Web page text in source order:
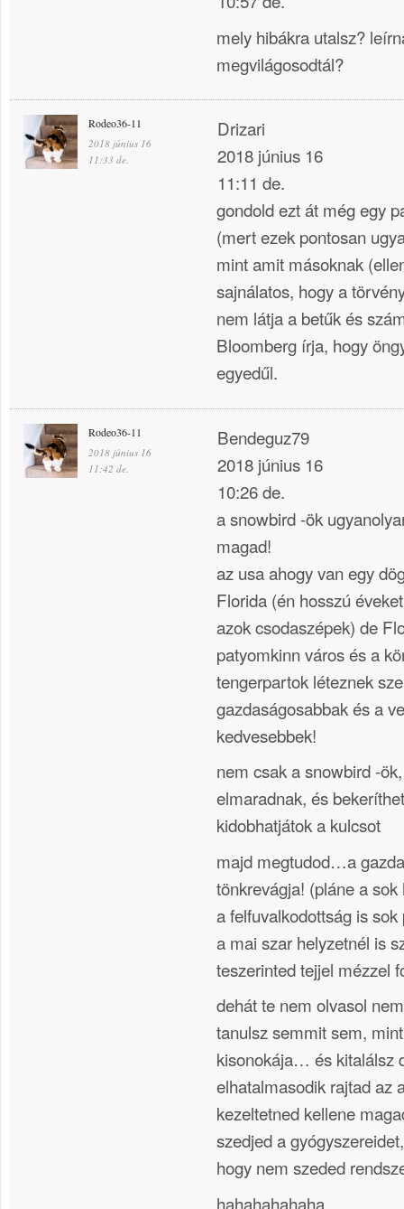
mely hibákra utalsz?
megvilágosodtál?
Rodeo36-11
2018 június 16
11:33 de.
Drizari
2018 június 16
11:11 de.
gondold ezt át még egy
(mert ezek pontosan
mint amit másoknak
sajnálatos, hogy a
nem látja a betűk és
Bloomberg írja, hogy
egyedűl.
Rodeo36-11
2018 június 16
11:42 de.
Bendeguz79
2018 június 16
10:26 de.
a snowbird -ök
magad!
az usa ahogy van egy
Florida (én hosszú
azok csodaszépek) de
patyomkinn város és a
tengerpartok léteznek
gazdaságosabbak és a
kedvesebbek!
nem csak a snowbird -
elmaradnak, és
kidobhatjátok a kulcsot
majd megtudod…a
tönkrevágja! (pláne a
a felfuvalkodottság is
a mai szar helyzetnél is
teszerinted tejjel mézzel
dehát te nem olvasol
tanulsz semmit sem,
kisonokája… és kitalálsz
elhatalmasodik rajtad az
kezeltetned kellene
szedjed a
hogy nem szeded
hahahahahaha